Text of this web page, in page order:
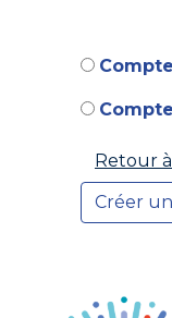
Retour
Créer